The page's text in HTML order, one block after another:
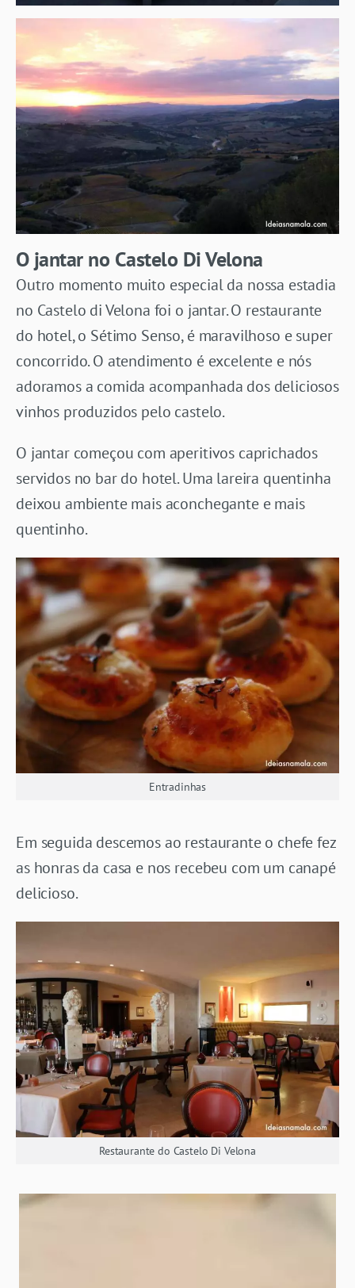
O jantar no Castelo Di Velona
Outro momento muito especial da nossa estadia
no Castelo di Velona foi o jantar. O restaurante
do hotel, o Sétimo Senso, é maravilhoso e super
concorrido. O atendimento é excelente e nós
adoramos a comida acompanhada dos deliciosos
vinhos produzidos pelo castelo.
O jantar começou com aperitivos caprichados
servidos no bar do hotel. Uma lareira quentinha
deixou ambiente mais aconchegante e mais
quentinho.
Entradinhas
Em seguida descemos ao restaurante o chefe fez
as honras da casa e nos recebeu com um canapé
delicioso.
Restaurante do Castelo Di Velona